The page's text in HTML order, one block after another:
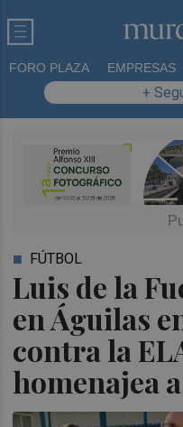
FORO PLAZA EMPRESAS
+
Luis de la
en Águilas
contra la
homenajea
FÚTBOL